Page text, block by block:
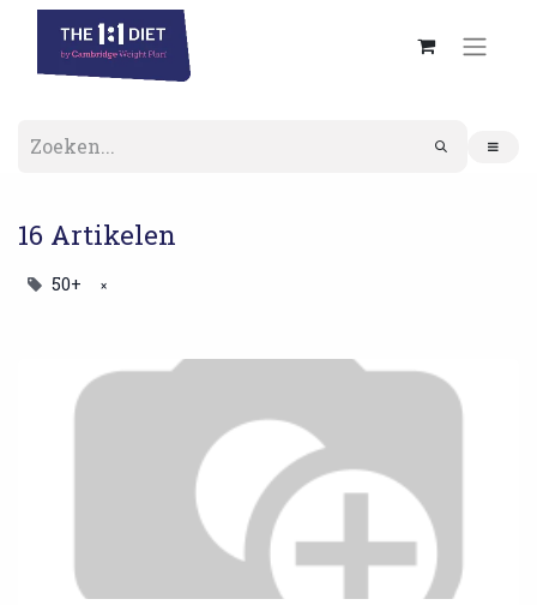
16 Artikelen
50+ ×